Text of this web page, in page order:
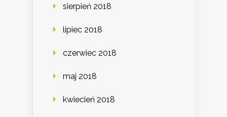
sierpień 2018
lipiec 2018
czerwiec 2018
maj 2018
kwiecień 2018